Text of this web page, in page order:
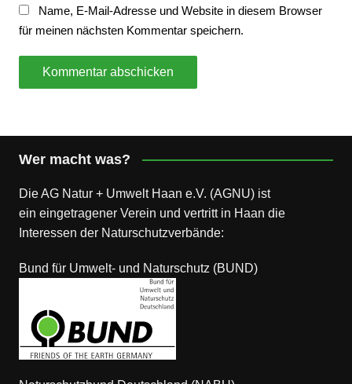
Name, E-Mail-Adresse und Website in diesem Browser
für meinen nächsten Kommentar speichern.
Wer macht was?
Die AG Natur + Umwelt Haan e.V. (AGNU) ist
ein eingetragener Verein und vertritt in Haan die
Interessen der Naturschutzverbände:
Bund für Umwelt- und Naturschutz (BUND)